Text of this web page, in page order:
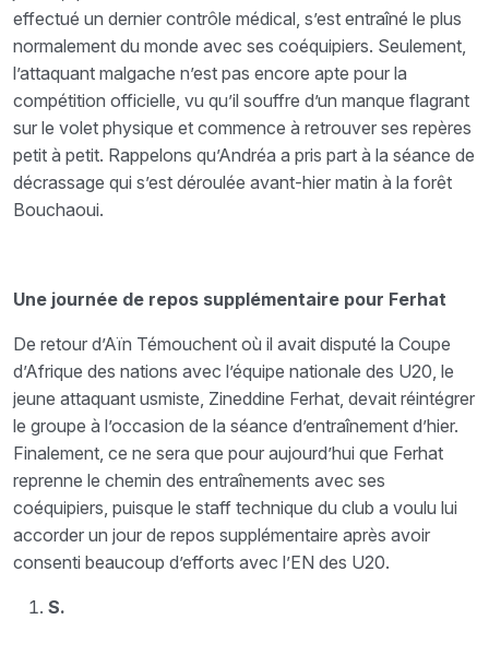
effectué un dernier contrôle médical, s’est entraîné le plus
normalement du monde avec ses coéquipiers. Seulement,
l’attaquant malgache n’est pas encore apte pour la
compétition officielle, vu qu’il souffre d’un manque flagrant
sur le volet physique et commence à retrouver ses repères
petit à petit. Rappelons qu’Andréa a pris part à la séance de
décrassage qui s’est déroulée avant-hier matin à la forêt
Bouchaoui.
Une journée de repos supplémentaire pour Ferhat
De retour d’Aïn Témouchent où il avait disputé la Coupe
d’Afrique des nations avec l’équipe nationale des U20, le
jeune attaquant usmiste, Zineddine Ferhat, devait réintégrer
le groupe à l’occasion de la séance d’entraînement d’hier.
Finalement, ce ne sera que pour aujourd’hui que Ferhat
reprenne le chemin des entraînements avec ses
coéquipiers, puisque le staff technique du club a voulu lui
accorder un jour de repos supplémentaire après avoir
consenti beaucoup d’efforts avec l’EN des U20.
S.